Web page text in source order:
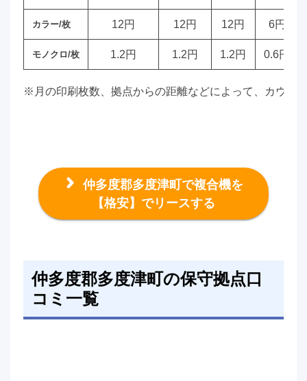
カラー/枚 12円 12円 12円 6円
モノクロ/枚 1.2円 1.2円 1.2円 0.6円
※月の印刷枚数、拠点からの距離などによって、カウン
仲多度郡多度津町で複合機を
【格安】でリースする
仲多度郡多度津町の保守拠点口
コミ一覧